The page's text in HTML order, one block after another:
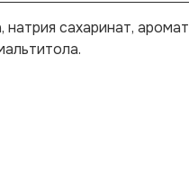
натрия сахаринат,